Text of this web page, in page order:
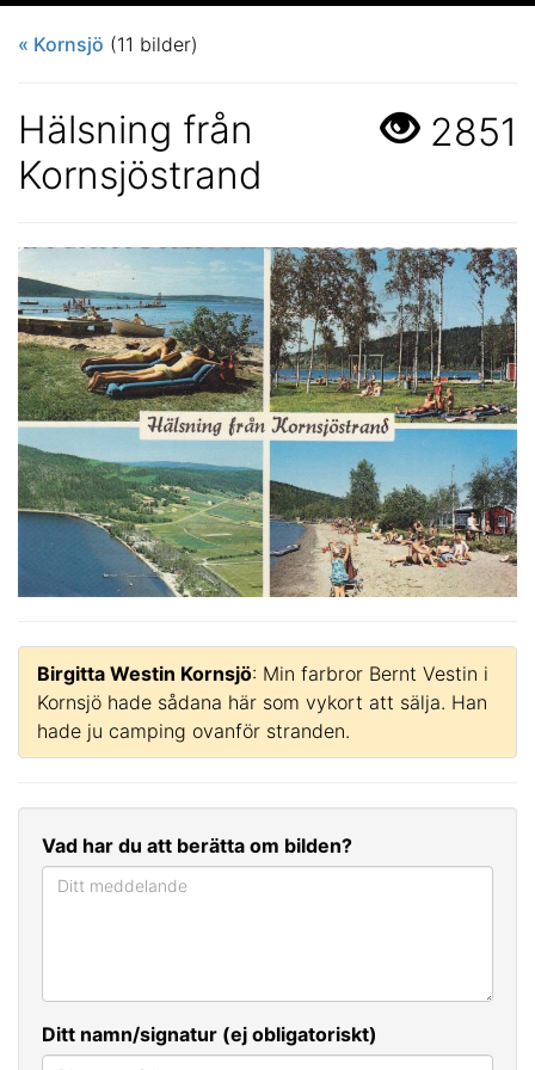
« Kornsjö (11 bilder)
2851
Hälsning från
Kornsjöstrand
Birgitta Westin Kornsjö: Min farbror Bernt Vestin i
Kornsjö hade sådana här som vykort att sälja. Han
hade ju camping ovanför stranden.
Vad har du att berätta om bilden?
Ditt namn/signatur (ej obligatoriskt)